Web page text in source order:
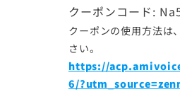
クーポンコード:
クーポンの使用方法は
さい。
https://
6/